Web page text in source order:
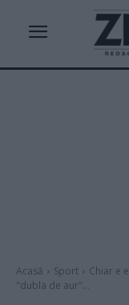
Acasă Sport
Chiar e
"dubla de aur"...